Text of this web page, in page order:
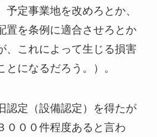
予定事業地を改めろとか、
置を条例に適合させろとか
、これによって生じる損害
になるだろう。）。
認定（設備認定）を得たが
０００件程度あると言わ